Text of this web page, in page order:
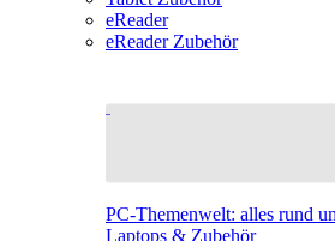
eReader
eReader Zubehör
PC-Themenwelt: alles rund
Laptops & Zubehör